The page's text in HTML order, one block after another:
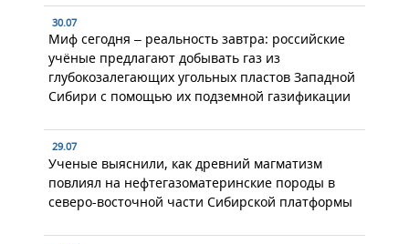
30.07
Миф сегодня – реальность завтра: российские
учёные предлагают добывать газ из
глубокозалегающих угольных пластов Западной
Сибири с помощью их подземной газификации
29.07
Ученые выяснили, как древний магматизм
повлиял на нефтегазоматеринские породы в
северо-восточной части Сибирской платформы